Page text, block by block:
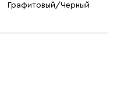
Графитовый/Черный